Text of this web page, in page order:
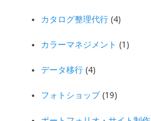
カタログ整理代行 (4)
カラーマネジメント (1)
データ移行 (4)
フォトショップ(19)